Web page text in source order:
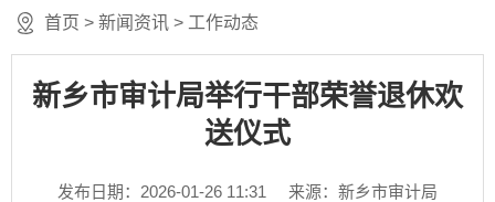
首页 > 新闻资讯 > 工作动态
新乡市审计局举行干部荣誉退休欢
送仪式
发布日期：2026-01-26 11:31
来源：新乡市审计局